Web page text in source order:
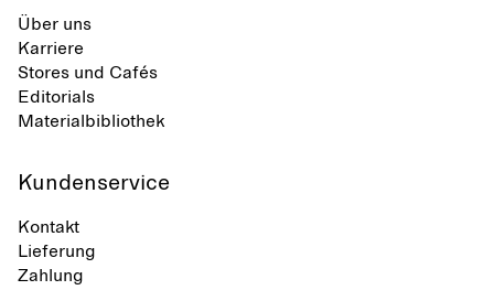
Über uns
Karriere
Stores und Cafés
Editorials
Materialbibliothek
Kundenservice
Kontakt
Lieferung
Zahlung